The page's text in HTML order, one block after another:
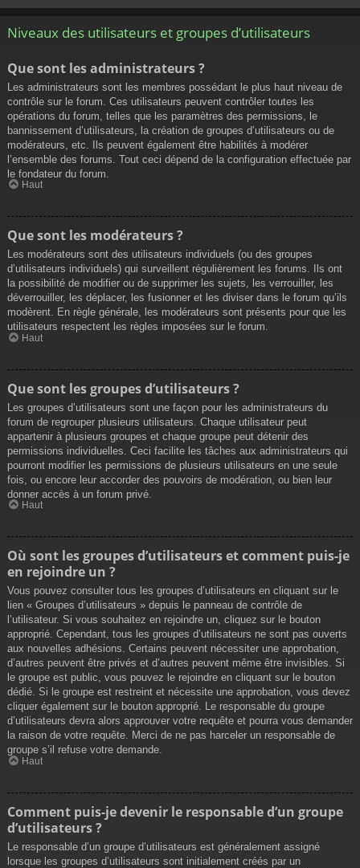
Niveaux des utilisateurs et groupes d’utilisateurs
Que sont les administrateurs ?
Les administrateurs sont les membres possédant le plus haut niveau de
contrôle sur le forum. Ces utilisateurs peuvent contrôler toutes les
opérations du forum, telles que les paramètres des permissions, le
bannissement d’utilisateurs, la création de groupes d’utilisateurs ou de
modérateurs, etc. Ils peuvent également être habilités à modérer
l’ensemble des forums. Tout ceci dépend de la configuration effectuée par
le fondateur du forum.
Haut
Que sont les modérateurs ?
Les modérateurs sont des utilisateurs individuels (ou des groupes
d’utilisateurs individuels) qui surveillent régulièrement les forums. Ils ont
la possibilité de modifier ou de supprimer les sujets, les verrouiller, les
déverrouiller, les déplacer, les fusionner et les diviser dans le forum qu’ils
modèrent. En règle générale, les modérateurs sont présents pour que les
utilisateurs respectent les règles imposées sur le forum.
Haut
Que sont les groupes d’utilisateurs ?
Les groupes d’utilisateurs sont une façon pour les administrateurs du
forum de regrouper plusieurs utilisateurs. Chaque utilisateur peut
appartenir à plusieurs groupes et chaque groupe peut détenir des
permissions individuelles. Ceci facilite les tâches aux administrateurs qui
pourront modifier les permissions de plusieurs utilisateurs en une seule
fois, ou encore leur accorder des pouvoirs de modération, ou bien leur
donner accès à un forum privé.
Haut
Où sont les groupes d’utilisateurs et comment puis-je
en rejoindre un ?
Vous pouvez consulter tous les groupes d’utilisateurs en cliquant sur le
lien « Groupes d’utilisateurs » depuis le panneau de contrôle de
l’utilisateur. Si vous souhaitez en rejoindre un, cliquez sur le bouton
approprié. Cependant, tous les groupes d’utilisateurs ne sont pas ouverts
aux nouvelles adhésions. Certains peuvent nécessiter une approbation,
d’autres peuvent être privés et d’autres peuvent même être invisibles. Si
le groupe est public, vous pouvez le rejoindre en cliquant sur le bouton
dédié. Si le groupe est restreint et nécessite une approbation, vous devez
cliquer également sur le bouton approprié. Le responsable du groupe
d’utilisateurs devra alors approuver votre requête et pourra vous demander
la raison de votre requête. Merci de ne pas harceler un responsable de
groupe s’il refuse votre demande.
Haut
Comment puis-je devenir le responsable d’un groupe
d’utilisateurs ?
Le responsable d’un groupe d’utilisateurs est généralement assigné
lorsque les groupes d’utilisateurs sont initialement créés par un